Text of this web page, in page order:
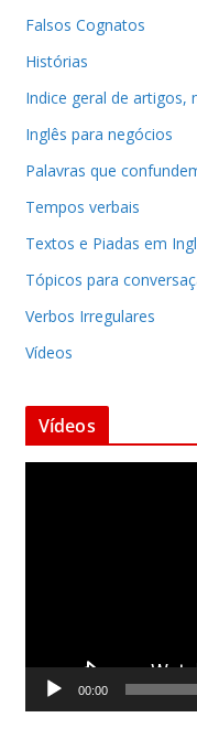
Falsos Cognatos
Histórias
Indice geral de artigos,
Inglês para negócios
Palavras que
Tempos verbais
Textos e Piadas em
Tópicos para
Verbos Irregulares
Vídeos
Vídeos
d
00:00